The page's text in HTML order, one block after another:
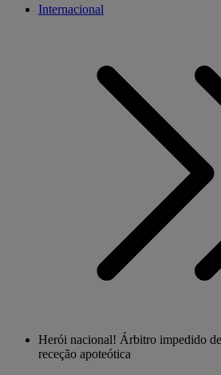
Internacional
Herói nacional! Árbitro impedido
receção apoteótica